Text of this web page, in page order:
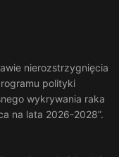
nierozstrzygnięcia
polityki
wykrywania raka
na lata 2026-2028”.